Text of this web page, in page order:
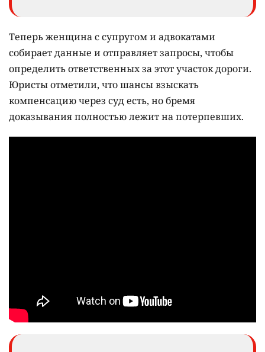
Теперь женщина с супругом и адвокатами
собирает данные и отправляет запросы, чтобы
определить ответственных за этот участок дороги.
Юристы отметили, что шансы взыскать
компенсацию через суд есть, но бремя
доказывания полностью лежит на потерпевших.